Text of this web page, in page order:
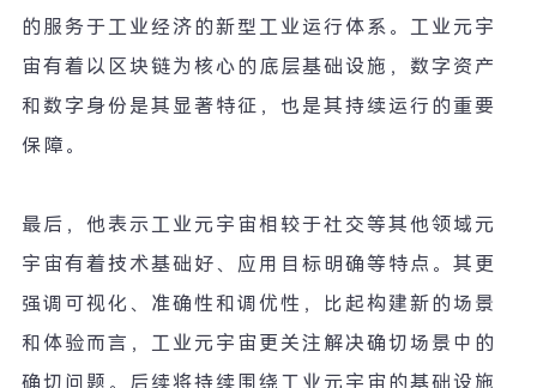
的服务于工业经济的新型工业运行体系。工业元宇
宙有着以区块链为核心的底层基础设施，数字资产
和数字身份是其显著特征，也是其持续运行的重要
保障。
最后，他表示工业元宇宙相较于社交等其他领域元
宇宙有着技术基础好、应用目标明确等特点。其更
强调可视化、准确性和调优性，比起构建新的场景
和体验而言，工业元宇宙更关注解决确切场景中的
确切问题。后续将持续围绕工业元宇宙的基础设施